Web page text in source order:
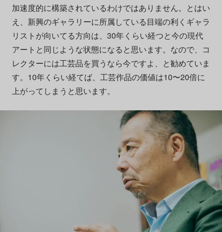
加速度的に構築されているわけではありません。とはい
え、新興のギャラリーに所属している目端の利くギャラ
リストが向いてる方向は、30年くらい経つと今の現代
アートと同じような状態になると思います。なので、コ
レクターには工芸品を買うなら今ですよ、と勧めていま
す。10年くらい経てば、工芸作品の価値は10〜20倍に
上がってしまうと思います。